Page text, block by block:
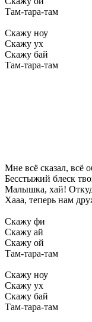
Там-тара-там
Скажу ноу
Скажу ух
Скажу бай
Там-тара-там
Мне всё сказал, всё
Бесстыжий блеск
Малышка, хай!
Хааа, теперь нам
Скажу фи
Скажу ай
Скажу ой
Там-тара-там
Скажу ноу
Скажу ух
Скажу бай
Там-тара-там